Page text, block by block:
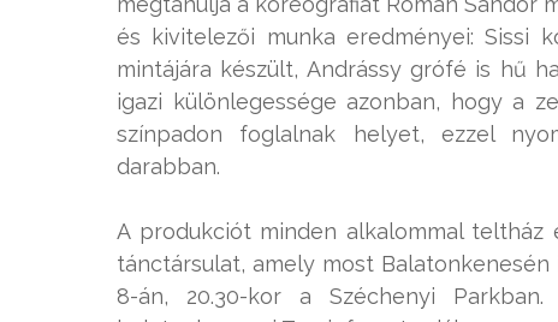
és kivitelezői munka eredményei: Sissi
mintájára készült, Andrássy grófé is hű
igazi különlegessége azonban, hogy a
színpadon foglalnak helyet, ezzel
darabban.
A produkciót minden alkalommal
tánctársulat, amely most Balatonkenesén
8-án, 20.30-kor a Széchenyi